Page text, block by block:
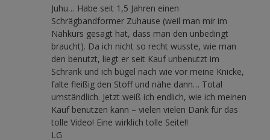
Juhu… Habe seit 1,5 Jahren einen
Schrägbandformer Zuhause (weil man mir im
Nähkurs gesagt hat, dass man den unbedingt
braucht). Da ich nicht so recht wusste, wie man
den benutzt, liegt er seit Kauf unbenutzt im
Schrank und ich bügel nach wie vor meine Knicke,
falte fleißig den Stoff und nähe dann… Total
umständlich. Jetzt weiß ich endlich, wie ich meinen
Kauf benutzen kann – vielen vielen Dank für das
tolle Video! Eine wirklich tolle Seite!!
LG